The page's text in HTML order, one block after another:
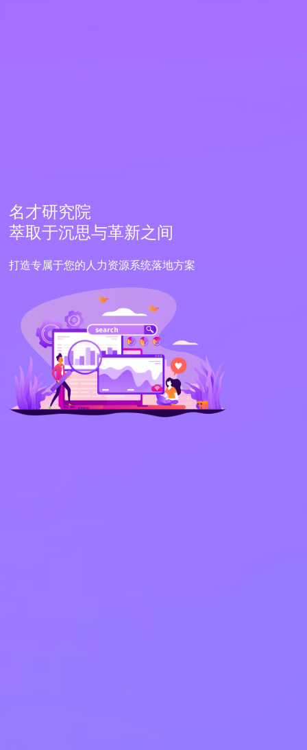
名才研究院
萃取于沉思与革新之间
打造专属于您的人力资源系统落地方案